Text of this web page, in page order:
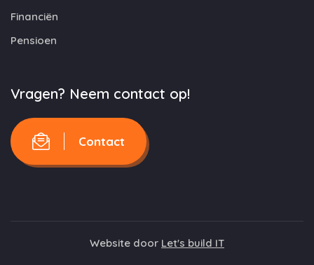
Financiën
Pensioen
Vragen? Neem contact op!
Contact
Website door Let's build IT